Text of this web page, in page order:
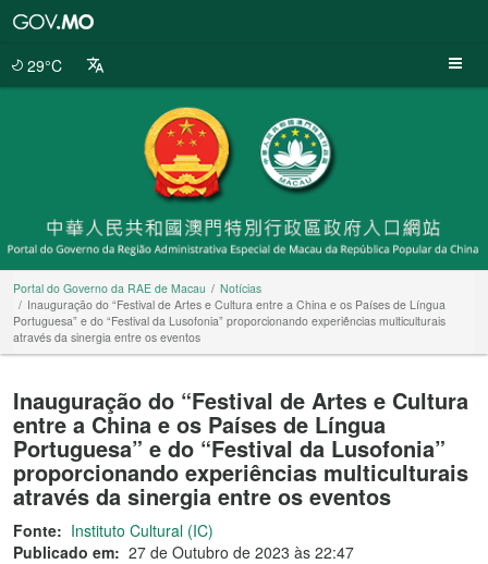
29°C
Portal do Governo da RAE de Macau
Notícias
Inauguração do “Festival de Artes e Cultura entre a China e os Países de Língua
Portuguesa” e do “Festival da Lusofonia” proporcionando experiências multiculturais
através da sinergia entre os eventos
Inauguração do “Festival de Artes e Cultura
entre a China e os Países de Língua
Portuguesa” e do “Festival da Lusofonia”
proporcionando experiências multiculturais
através da sinergia entre os eventos
Fonte: Instituto Cultural (IC)
Publicado em: 27 de Outubro de 2023 às 22:47